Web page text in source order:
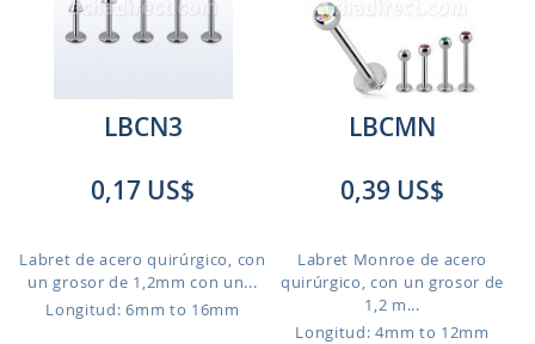
LBCN3
0,17 US$
Labret de acero quirúrgico, con
un grosor de 1,2mm con un...
Longitud: 6mm to 16mm
LBCMN
0,39 US$
Labret Monroe de acero
quirúrgico, con un grosor de
1,2 m...
Longitud: 4mm to 12mm